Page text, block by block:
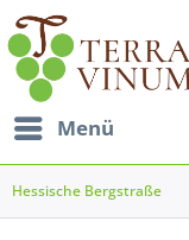
Menü
Hessische Bergstraße